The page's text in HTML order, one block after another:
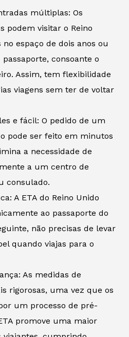
múltiplas: Os
podem visitar o Reino
no espaço de dois anos ou
consoante o
Assim, tem flexibilidade
viagens sem ter de voltar
e fácil: O pedido de um
pode ser feito em minutos
a necessidade de
a um centro de
consulado.
A ETA do Reino Unido
ao passaporte do
não precisas de levar
quando viajas para o
As medidas de
rigorosas, uma vez que os
um processo de pré-
promove uma maior